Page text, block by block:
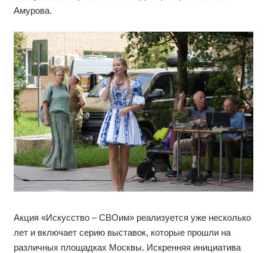
Амурова.
Акция «Искусство – СВОим» реализуется уже несколько
лет и включает серию выставок, которые прошли на
различных площадках Москвы. Искренняя инициатива